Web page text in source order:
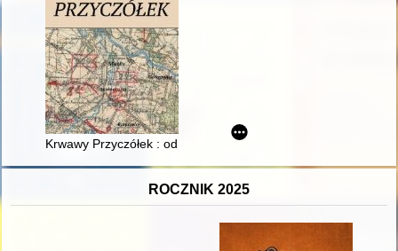
Krwawy Przyczółek : od Żelaznej do Mikolina
ROCZNIK 2025